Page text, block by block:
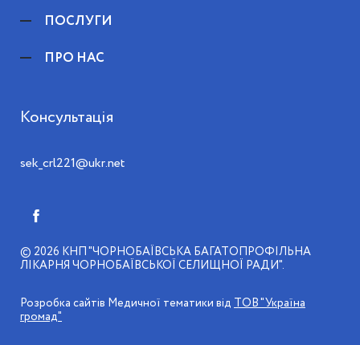
ПОСЛУГИ
ПРО НАС
Консультація
sek_crl221@ukr.net
© 2026 КНП "ЧОРНОБАЇВСЬКА БАГАТОПРОФІЛЬНА
ЛІКАРНЯ ЧОРНОБАЇВСЬКОЇ СЕЛИЩНОЇ РАДИ"
Розробка сайтів Медичної тематики від ТОВ "Україна
громад"